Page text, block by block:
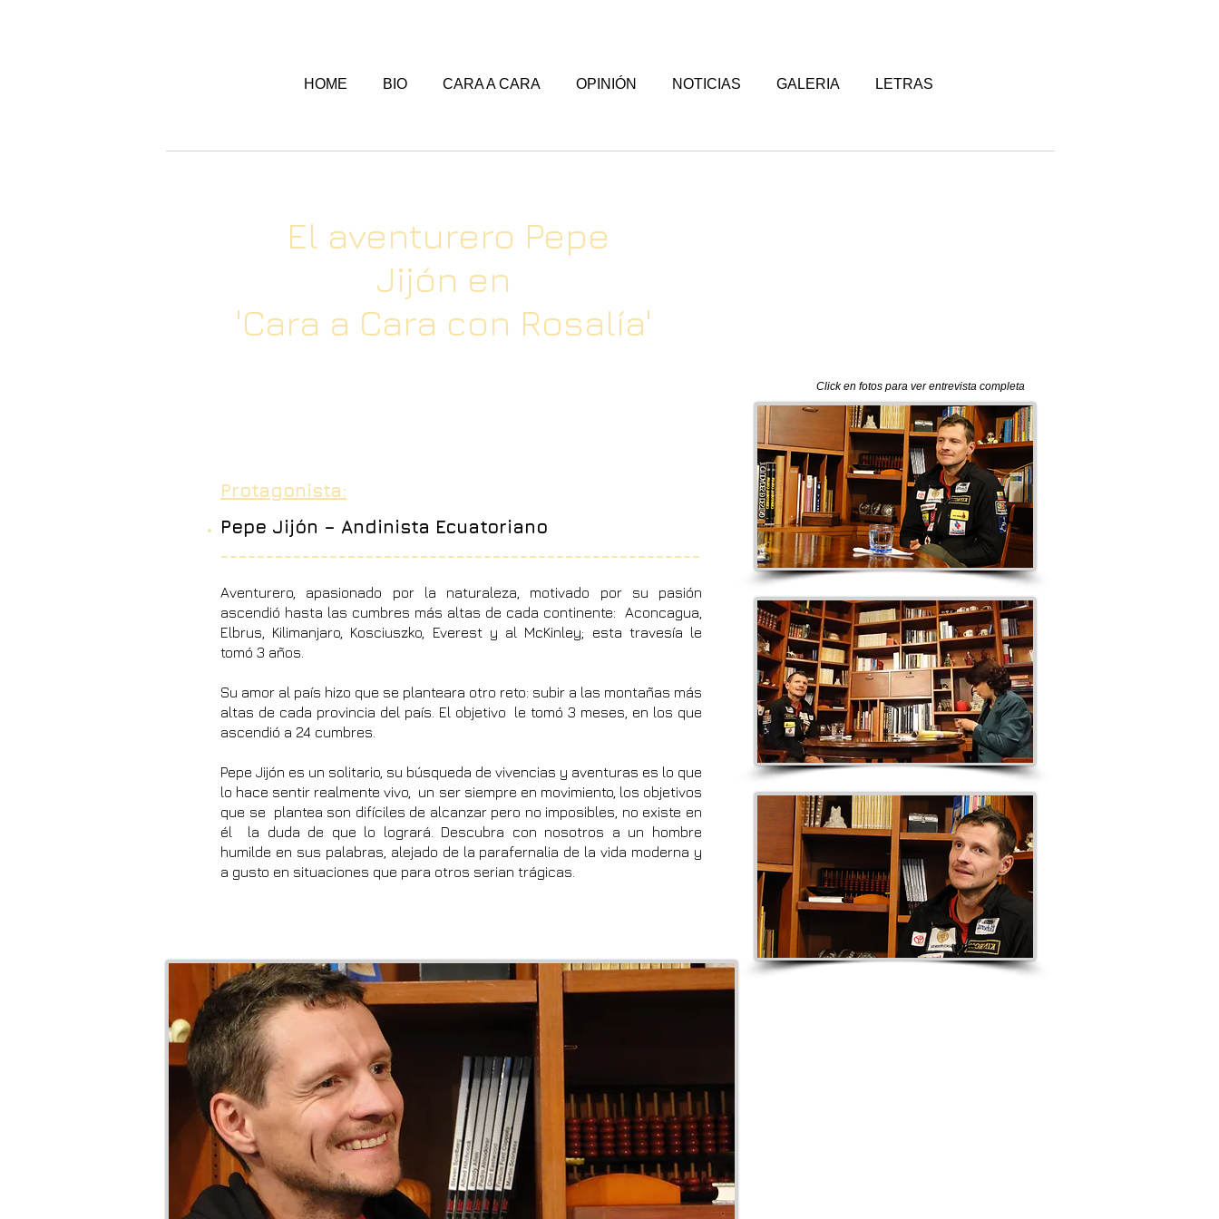
HOME BIO CARA A CARA OPINIÓN NOTICIAS GALERIA LETRAS
El aventurero Pepe
Jijón en
'Cara a Cara con Rosalía'
Click en fotos para ver entrevista completa
Protagonista:
Pepe Jijón – Andinista Ecuatoriano
Aventurero, apasionado por la naturaleza, motivado por su pasión
ascendió hasta las cumbres más altas de cada continente: Aconcagua,
Elbrus, Kilimanjaro, Kosciuszko, Everest y al McKinley; esta travesía le
tomó 3 años.
Su amor al país hizo que se planteara otro reto: subir a las montañas más
altas de cada provincia del país. El objetivo le tomó 3 meses, en los que
ascendió a 24 cumbres.
Pepe Jijón es un solitario, su búsqueda de vivencias y aventuras es lo que
lo hace sentir realmente vivo, un ser siempre en movimiento, los objetivos
que se plantea son difíciles de alcanzar pero no imposibles, no existe en
él la duda de que lo logrará. Descubra con nosotros a un hombre
humilde en sus palabras, alejado de la parafernalia de la vida moderna y
a gusto en situaciones que para otros serian trágicas.